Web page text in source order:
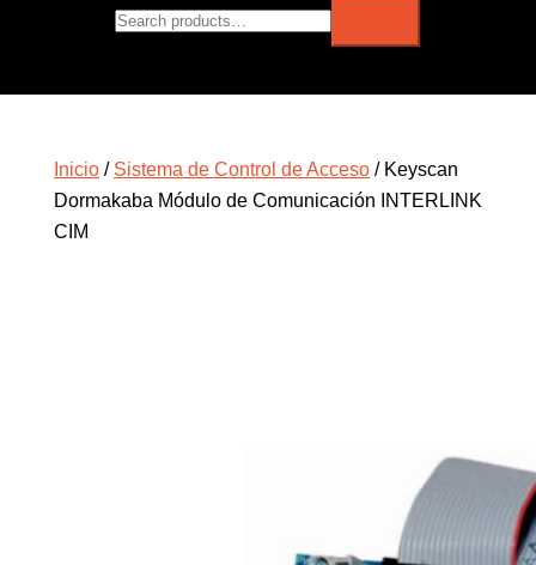
Inicio / Sistema de Control de Acceso / Keyscan
Dormakaba Módulo de Comunicación INTERLINK
CIM